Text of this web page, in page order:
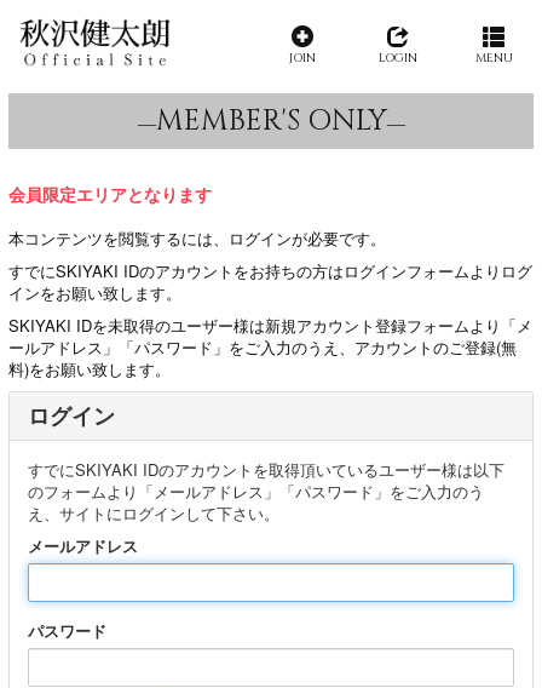
JOIN LOGIN MENU
MEMBER'S ONLY
会員限定エリアとなります
本コンテンツを閲覧するには、ログインが必要です。
すでにSKIYAKI IDのアカウントをお持ちの方はログインフォームよりログ
インをお願い致します。
SKIYAKI IDを未取得のユーザー様は新規アカウント登録フォームより「メ
ールアドレス」「パスワード」をご入力のうえ、アカウントのご登録(無
料)をお願い致します。
ログイン
すでにSKIYAKI IDのアカウントを取得頂いているユーザー様は以下
のフォームより「メールアドレス」「パスワード」をご入力のう
え、サイトにログインして下さい。
メールアドレス
パスワード